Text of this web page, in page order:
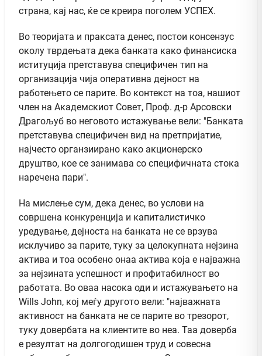
страна, кај нас, ќе се креира поголем УСПЕХ.
Во теоријата и праксата денес, постои консензус
околу тврдењата дека банката како финансиска
иституција претставува специфичен тип на
организација чија оперативна дејност на
работењето се парите. Во контекст на тоа, нашиот
член на Академскиот Совет, Проф. д-р Арсовски
Драгољуб во неговото истажување вели: "Банката
претставува специфичен вид на претпријатие,
најчесто органзиирано како акционерско
друштво, кое се занимава со специфичната стока
наречена пари".
На мислење сум, дека денес, во услови на
совршена конкуренција и капиталистичко
уредување, дејноста на банката не се врзува
исклучиво за парите, туку за целокупната нејзина
актива и тоа особено онаа актива која е најважна
за нејзината успешност и профитабилност во
работата. Во оваа насока оди и истажувањето на
Wills John, кој меѓу другото вели: "најважната
активност на банката не се парите во трезорот,
туку довербата на клиентите во неа. Таа доверба
е резултат на долгогодишен труд и совесна